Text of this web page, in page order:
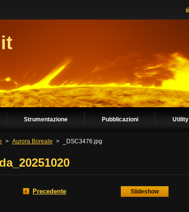
Strumentazione Pubblicazioni Utility
> Aurora Boreale > _DSC3476.jpg
Precedente Slideshow